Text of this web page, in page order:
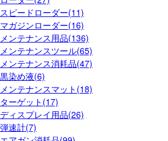
スピードローダー(11)
マガジンローダー(16)
メンテナンス用品(136)
メンテナンスツール(65)
メンテナンス消耗品(47)
黒染め液(6)
メンテナンスマット(18)
ターゲット(17)
ディスプレイ用品(26)
弾速計(7)